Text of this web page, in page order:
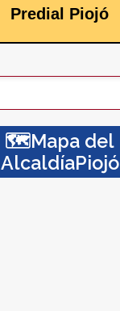
Predial Piojó
🗺️Mapa del
AlcaldíaPiojó